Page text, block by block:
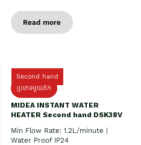
Read more
Second hand
ប្រភេទមួយតឹក
MIDEA INSTANT WATER
HEATER Second hand DSK38V
Min Flow Rate: 1.2L/minute |
Water Proof IP24